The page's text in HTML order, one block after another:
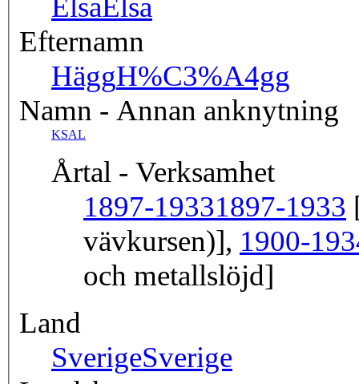
ElsaElsa
Efternamn
HäggH%C3%A4gg
Namn - Annan anknytning
KSAL
Årtal - Verksamhet
1897-19331897-1933
vävkursen)], 1900-
och metallslöjd]
Land
SverigeSverige